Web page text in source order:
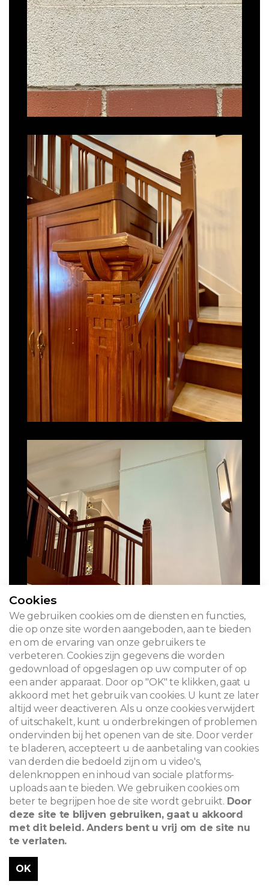
Cookies
We gebruiken cookies om de diensten en functies,
die op onze site worden aangeboden, aan te bieden
en om de ervaring van onze gebruikers te
verbeteren. Cookies zijn gegevens die worden
gedownload of opgeslagen op uw computer of op
een ander apparaat. Door op "OK" te klikken, gaat u
akkoord met het gebruik van cookies. U kunt ze later
altijd weer deactiveren. Als u onze cookies verwijdert
of uitschakelt, kunt u onderbrekingen of problemen
ondervinden bij het openen van de site. Door verder
te bladeren, accepteert u de aanbetaling van cookies
van derden die bedoeld zijn om u video's,
delenknoppen en inhoud van sociale platforms-
uploads aan te bieden. We gebruiken cookies om
beter te begrijpen hoe de site wordt gebruikt. Door
deze site te blijven gebruiken, gaat u akkoord
met dit beleid. Anders bent u vrij om de site nu
te verlaten.
OK